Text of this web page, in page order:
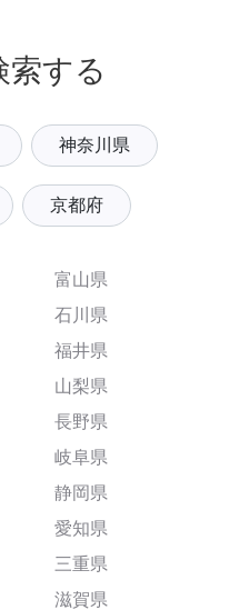
索する
神奈川県
京都府
富山県
石川県
福井県
山梨県
長野県
岐阜県
静岡県
愛知県
三重県
滋賀県